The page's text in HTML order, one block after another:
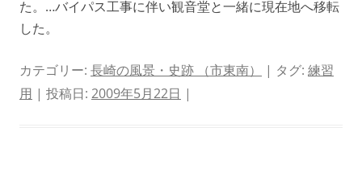
た。…バイパス工事に伴い観音堂と一緒に現在地へ移転
した。
カテゴリー: 長崎の風景・史跡 （市東南） | タグ: 練習
用 | 投稿日: 2009年5月22日 |